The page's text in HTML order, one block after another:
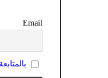
Email